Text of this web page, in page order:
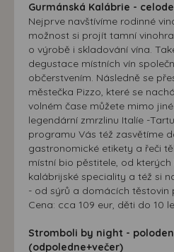
Gurmánská Kalábrie -
Nejprve navštívíme rodinné
možnost si projít tamní
o výrobě i skladování vína.
degustace místních vín
občerstvením. Následně se
městečka Pizzo, které se
volném čase můžete mimo
legendární zmrzlinu Italíe -
programu Vás též zasvětíme
gastronomické etikety a řeči
místní bio pěstitele, od
kalábrijské speciality a též si
- od sýrů a domácích těstovin
Cena: cca 109 eur, děti do 10
Stromboli by night -
(odpoledne+večer)